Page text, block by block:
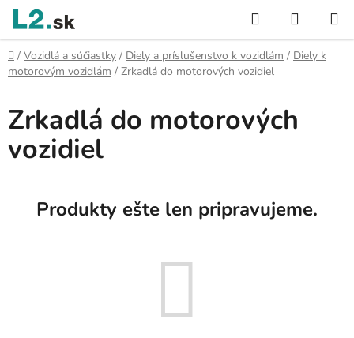
Prejsť
obsah
Hľadať
KOŠÍK
Domov
/ Vozidlá a súčiastky / Diely a príslušenstvo k vozidlám / Diely k
motorovým vozidlám / Zrkadlá do motorových vozidiel
Zrkadlá do motorových
vozidiel
Produkty ešte len pripravujeme.